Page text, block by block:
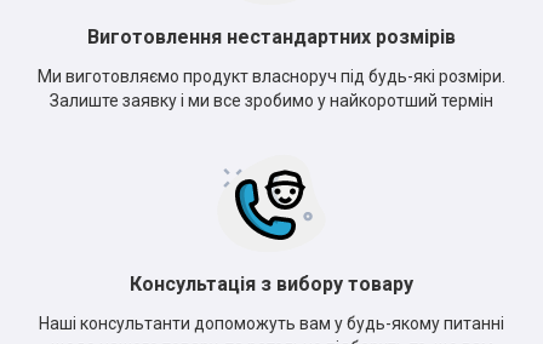
Виготовлення нестандартних розмірів
Ми виготовляємо продукт власноруч під будь-які розміри.
Залиште заявку і ми все зробимо у найкоротший термін
Консультація з вибору товару
Наші консультанти допоможуть вам у будь-якому питанні